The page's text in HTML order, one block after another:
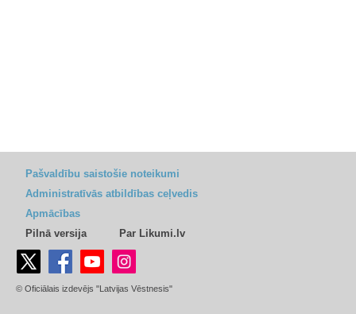
Pašvaldību saistošie noteikumi
Administratīvās atbildības ceļvedis
Apmācības
Pilnā versija
Par Likumi.lv
© Oficiālais izdevējs "Latvijas Vēstnesis"